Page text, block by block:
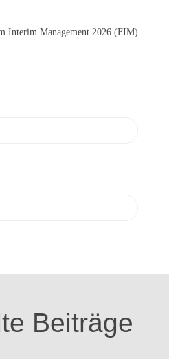
Interim Management 2026 (FIM)
Beiträge